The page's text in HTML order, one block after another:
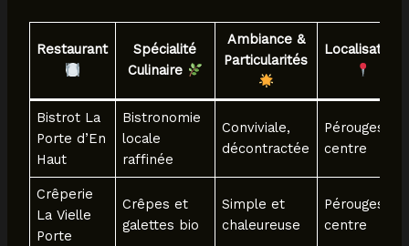
Restaurant
Spécialité
Culinaire
Ambiance &
Particularités
Localisation
Bistrot La
Porte d’En
Haut
Bistronomie
locale
raffinée
Conviviale,
décontractée
Pérouges
centre
Crêperie
La Vielle
Porte
Crêpes et
galettes bio
Simple et
chaleureuse
Pérouges
centre